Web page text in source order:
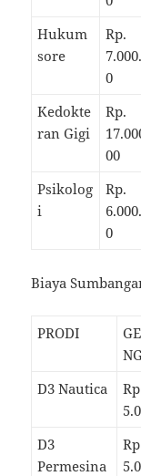
Hukum
sore
Rp.
0
Kedokte
ran Gigi
Rp.
00
Psikolog
i
Rp.
0
Biaya
PRODI
D3 Nautica
D3
Permesina